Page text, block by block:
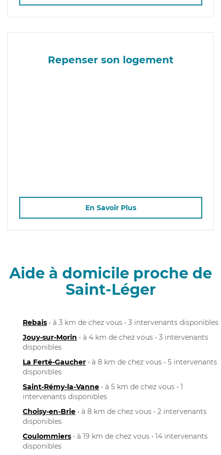
Repenser son logement
En Savoir Plus
Aide à domicile proche de
Saint-Léger
Rebais • à 3 km de chez vous • 3 intervenants disponibles
Jouy-sur-Morin • à 4 km de chez vous • 3 intervenants
disponibles
La Ferté-Gaucher • à 8 km de chez vous • 5 intervenants
disponibles
Saint-Rémy-la-Vanne • à 5 km de chez vous • 1
intervenants disponibles
Choisy-en-Brie • à 8 km de chez vous • 2 intervenants
disponibles
Coulommiers • à 19 km de chez vous • 14 intervenants
disponibles